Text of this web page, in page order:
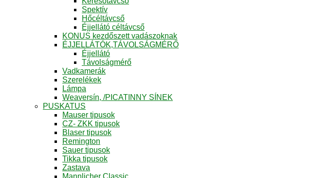
Spektív
Hőcéltávcső
Éjjellátó céltávcső
KONUS kezdőszett vadászoknak
ÉJJELLÁTÓK,TÁVOLSÁGMÉRŐ
Éjjellátó
Távolságmérő
Vadkamerák
Szerelékek
Lámpa
Weaversín, /PICATINNY SÍNEK
PUSKATUS
Mauser tipusok
CZ- ZKK tipusok
Blaser tipusok
Remington
Sauer tipusok
Tikka tipusok
Zastava
Mannlicher Classic